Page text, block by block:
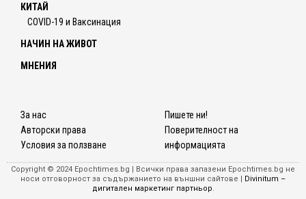
КИТАЙ
COVID-19 и Ваксинация
НАЧИН НА ЖИВОТ
МНЕНИЯ
За нас
Авторски права
Условия за ползване
Пишете ни!
Поверителност на
информацията
Copyright © 2024 Epochtimes.bg | Всички права запазени Epochtimes.bg не
носи отговорност за съдържанието на външни сайтове | Divinitum –
дигитален маркетинг партньор.